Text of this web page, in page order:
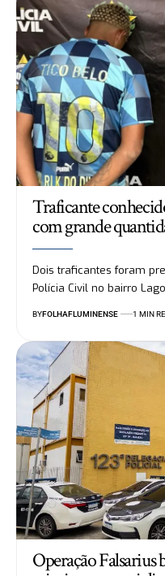
Traficante
com grande
Dois traficantes foram
Polícia Civil no bairro
BYFOLHAFLUMINENSE 1 MIN
Operação Falsarius